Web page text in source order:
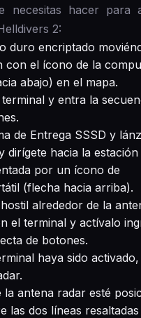
necesitas hacer para
2:
duro encriptado
con el ícono de la
abajo) en el mapa.
y entra la
de Entrega SSSD y
dirígete hacia la
por un ícono de
(flecha hacia arriba).
alrededor de la
el terminal y actívalo
de botones.
haya sido
la antena radar esté
las dos líneas